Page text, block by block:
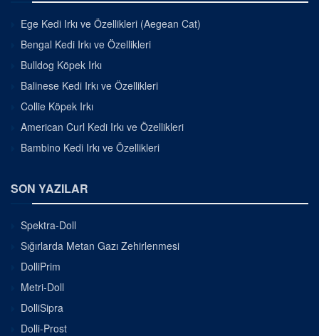
Ege Kedi Irkı ve Özellikleri (Aegean Cat)
Bengal Kedi Irkı ve Özellikleri
Bulldog Köpek Irkı
Balinese Kedi Irkı ve Özellikleri
Collie Köpek Irkı
American Curl Kedi Irkı ve Özellikleri
Bambino Kedi Irkı ve Özellikleri
SON YAZILAR
Spektra-Doll
Sığırlarda Metan Gazı Zehirlenmesi
DolliPrim
Metri-Doll
DolliSipra
Dolli-Prost